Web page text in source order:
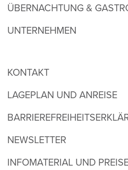
ÜBERNACHTUNG &
UNTERNEHMEN
KONTAKT
LAGEPLAN UND ANREISE
NEWSLETTER
INFOMATERIAL UND